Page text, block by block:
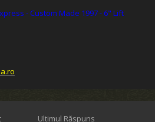
- Custom Made 1997 - 6" Lift
Ultimul Răspuns